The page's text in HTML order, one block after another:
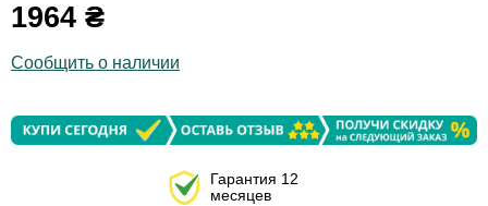
1964 ₴
Сообщить о наличии
Гарантия 12
месяцев